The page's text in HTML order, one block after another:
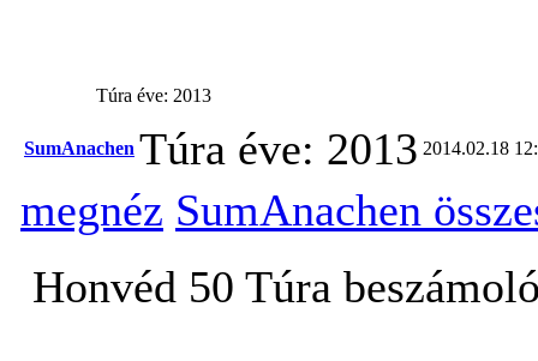
Túra éve: 2013
SumAnachen Túra éve: 2013 2014.02.18
megnéz SumAnachen
Honvéd 50 Túra